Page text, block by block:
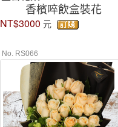
香檳啐飲盒裝花
NT$3000 元
No. RS066